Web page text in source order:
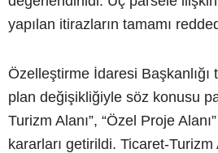
yapılan itirazların tamamı
Özelleştirme İdaresi Başkanlığı
plan değişikliğiyle söz konusu
Turizm Alanı”, “Özel Proje
kararları getirildi. Ticaret-Turizm